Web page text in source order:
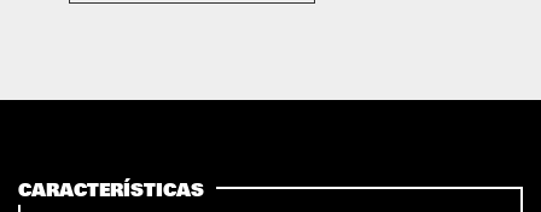
CARACTERÍSTICAS